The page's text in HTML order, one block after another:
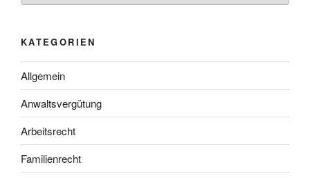
KATEGORIEN
Allgemein
Anwaltsvergütung
Arbeitsrecht
Familienrecht